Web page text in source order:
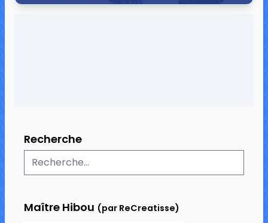
Recherche
Maître Hibou (par ReCreatisse)